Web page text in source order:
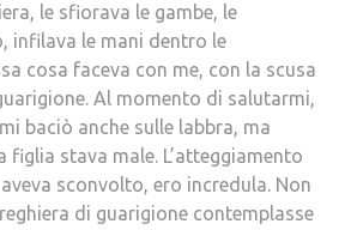
le sfiorava le gambe, le
infilava le mani dentro le
cosa faceva con me, con la scusa
Al momento di salutarmi,
baciò anche sulle labbra, ma
figlia stava male. L’atteggiamento
sconvolto, ero incredula. Non
di guarigione contemplasse